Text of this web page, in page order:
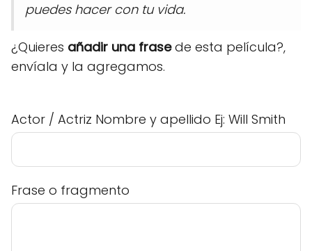
puedes hacer con tu vida.
¿Quieres añadir una frasede esta película?,
envíala y la agregamos.
Actor / Actriz Nombre y apellido Ej: Will Smith
Frase o fragmento